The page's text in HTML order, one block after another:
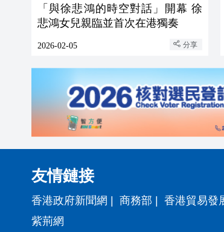
「與徐悲鴻的時空對話」開幕 徐
悲鴻女兒親臨並首次在港獨奏
2026-02-05 分享
友情鏈接
香港政府新聞網 | 商務部 | 香港貿易發
紫荊網